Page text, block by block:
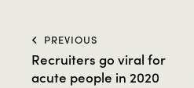
PREVIOUS
Recruiters go viral for
acute people in 2020